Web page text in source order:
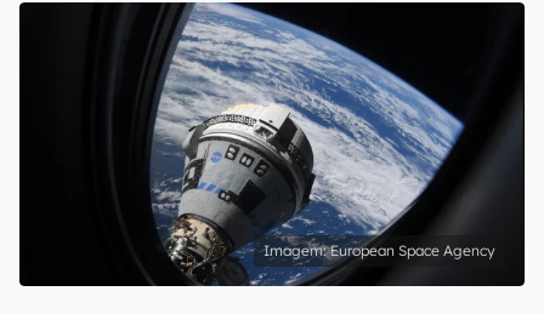
European Space Agency